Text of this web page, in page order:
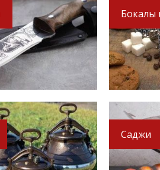
Бокалы
Саджи